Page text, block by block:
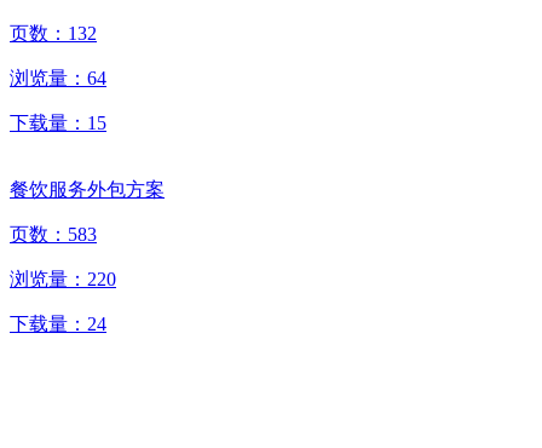
页数： 132
浏览量： 64
下载量： 15
餐饮服务外包方案
页数： 583
浏览量： 220
下载量： 24